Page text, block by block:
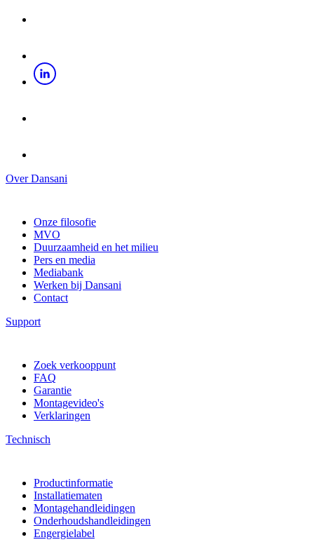
Over Dansani
Onze filosofie
MVO
Duurzaamheid en het milieu
Pers en media
Mediabank
Werken bij Dansani
Contact
Support
Zoek verkooppunt
FAQ
Garantie
Montagevideo's
Verklaringen
Technisch
Productinformatie
Installatiematen
Montagehandleidingen
Onderhoudshandleidingen
Engergielabel